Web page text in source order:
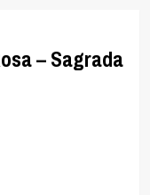
– Sagrada